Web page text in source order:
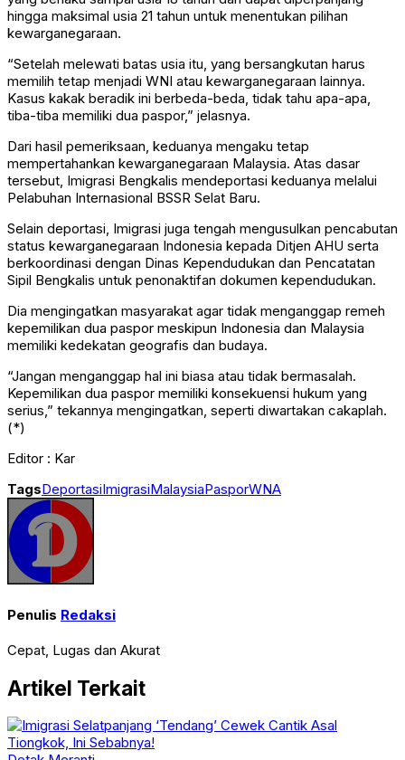
hingga maksimal usia 21 tahun untuk menentukan pilihan
kewarganegaraan.
“Setelah melewati batas usia itu, yang bersangkutan harus
memilih tetap menjadi WNI atau kewarganegaraan lainnya.
Kasus kakak beradik ini berbeda-beda, tidak tahu apa-apa,
tiba-tiba memiliki dua paspor,” jelasnya.
Dari hasil pemeriksaan, keduanya mengaku tetap
mempertahankan kewarganegaraan Malaysia. Atas dasar
tersebut, Imigrasi Bengkalis mendeportasi keduanya melalui
Pelabuhan Internasional BSSR Selat Baru.
Selain deportasi, Imigrasi juga tengah mengusulkan pencabutan
status kewarganegaraan Indonesia kepada Ditjen AHU serta
berkoordinasi dengan Dinas Kependudukan dan Pencatatan
Sipil Bengkalis untuk penonaktifan dokumen kependudukan.
Dia mengingatkan masyarakat agar tidak menganggap remeh
kepemilikan dua paspor meskipun Indonesia dan Malaysia
memiliki kedekatan geografis dan budaya.
“Jangan menganggap hal ini biasa atau tidak bermasalah.
Kepemilikan dua paspor memiliki konsekuensi hukum yang
serius,” tekannya mengingatkan, seperti diwartakan cakaplah.
(*)
Editor : Kar
TagsDeportasiImigrasiMalaysiaPasporWNA
Penulis Redaksi
Cepat, Lugas dan Akurat
Artikel Terkait